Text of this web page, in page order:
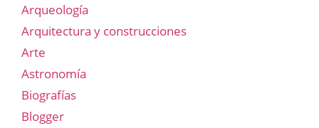
Arqueología
Arquitectura y construcciones
Arte
Astronomía
Biografías
Blogger